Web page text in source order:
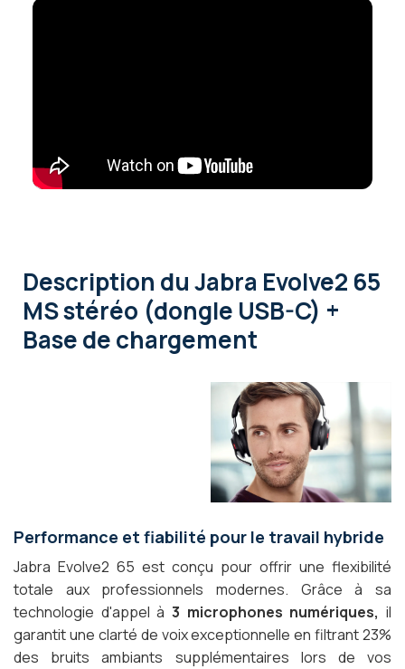
Description du Jabra Evolve2 65
MS stéréo (dongle USB-C) +
Base de chargement
Performance et fiabilité pour le travail hybride
Jabra Evolve2 65 est conçu pour offrir une flexibilité
totale aux professionnels modernes. Grâce à sa
technologie d'appel à 3 microphones numériques, il
garantit une clarté de voix exceptionnelle en filtrant 23%
des bruits ambiants supplémentaires lors de vos